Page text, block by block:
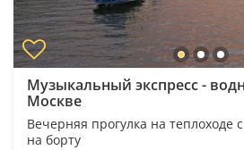
Музыкальный экспресс -
Москве
Вечерняя прогулка на теплоходе
на борту